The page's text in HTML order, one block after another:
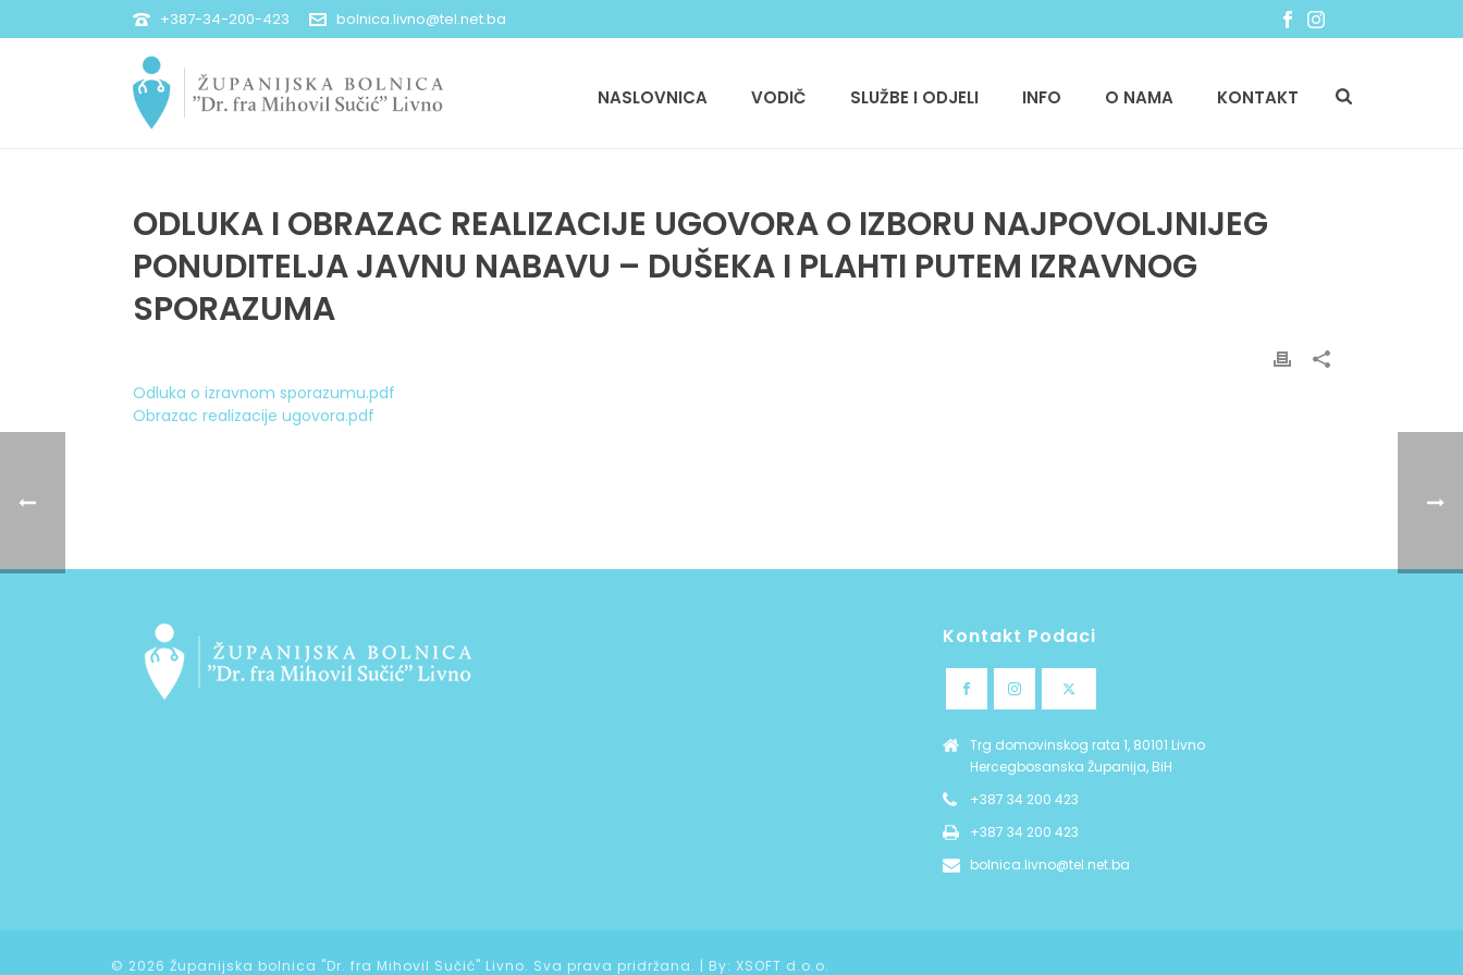
+387-34-200-423 bolnica.livno@tel.net.ba
NASLOVNICA VODIČ SLUŽBE I ODJELI INFO O NAMA KONTAKT
ODLUKA I OBRAZAC REALIZACIJE UGOVORA O IZBORU NAJPOVOLJNIJEG
PONUDITELJA JAVNU NABAVU – DUŠEKA I PLAHTI PUTEM IZRAVNOG
SPORAZUMA
Odluka o izravnom sporazumu.pdf
Obrazac realizacije ugovora.pdf
Kontakt Podaci
Trg domovinskog rata 1, 80101 Livno
Hercegbosanska Županija, BiH
+387 34 200 423
+387 34 200 423
bolnica.livno@tel.net.ba
© 2026 Županijska bolnica "Dr. fra Mihovil Sučić" Livno. Sva prava pridržana. | By: XSOFT d.o.o.